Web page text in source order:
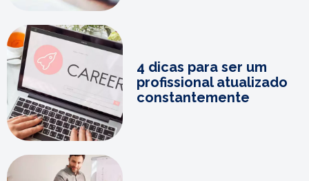
4 dicas para ser um
profissional atualizado
constantemente